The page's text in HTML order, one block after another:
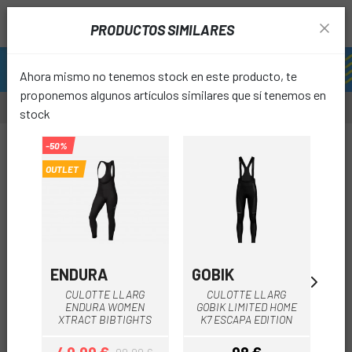
PRODUCTOS SIMILARES
Ahora mismo no tenemos stock en este producto, te
proponemos algunos artículos similares que sí tenemos en
stock
-50%
OUTLET
ENDURA
CULOTTE LLARG
ENDURA WOMEN
XTRACT BIBTIGHTS
GOBIK
CULOTTE LLARG
GOBIK LIMITED HOME
K7 ESCAPA EDITION